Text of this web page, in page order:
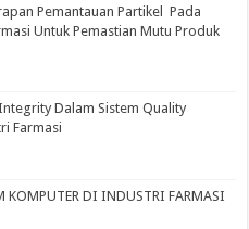
Pemantauan Partikel Pada
Untuk Pemastian Mutu Produk
Dalam Sistem Quality
Farmasi
KOMPUTER DI INDUSTRI FARMASI